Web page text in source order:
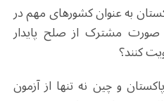
به عنوان کشورهای مهم در
صورت مشترک از صلح پایدار
کنند؟
و چین نه تنها از آزمون